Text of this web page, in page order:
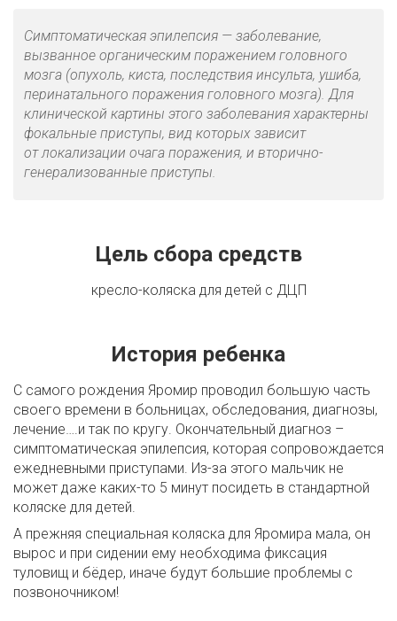
Симптоматическая эпилепсия — заболевание,
вызванное органическим поражением головного
мозга (опухоль, киста, последствия инсульта, ушиба,
перинатального поражения головного мозга). Для
клинической картины этого заболевания характерны
фокальные приступы, вид которых зависит
от локализации очага поражения, и вторично-
генерализованные приступы.
Цель сбора средств
кресло-коляска для детей с ДЦП
История ребенка
С самого рождения Яромир проводил большую часть
своего времени в больницах, обследования, диагнозы,
лечение….и так по кругу. Окончательный диагноз –
симптоматическая эпилепсия, которая сопровождается
ежедневными приступами. Из-за этого мальчик не
может даже каких-то 5 минут посидеть в стандартной
коляске для детей.
А прежняя специальная коляска для Яромира мала, он
вырос и при сидении ему необходима фиксация
туловищ и бёдер, иначе будут большие проблемы с
позвоночником!